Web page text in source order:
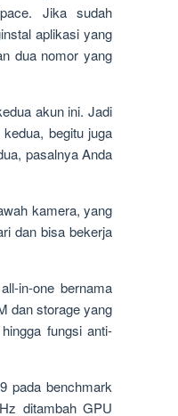
Jika sudah
aplikasi yang
dua nomor yang
akun ini. Jadi
begitu juga
pasalnya Anda
kamera, yang
dan bisa bekerja
in-one bernama
dan storage yang
fungsi anti-
pada benchmark
ditambah GPU